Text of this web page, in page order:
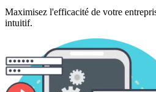
Maximisez l'efficacité de votre
intuitif.